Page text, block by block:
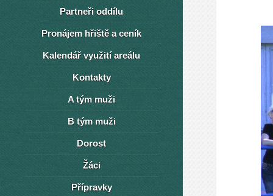
Partneři oddílu
Pronájem hřiště a ceník
Kalendář využití areálu
Kontakty
A tým muži
B tým muži
Dorost
Žáci
Přípravky